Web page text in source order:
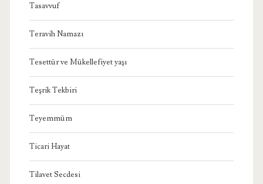
Tasavvuf
Teravih Namazı
Tesettür ve Mükellefiyet yaşı
Teşrik Tekbiri
Teyemmüm
Ticari Hayat
Tilavet Secdesi